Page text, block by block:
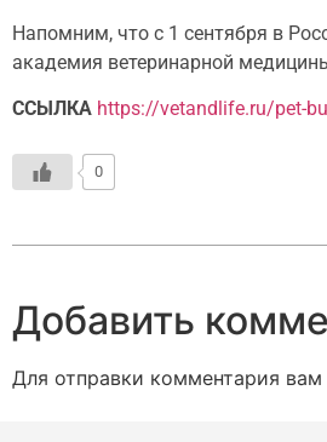
Напомним, что с 1 сентября в
академия ветеринарной
ССЫЛКА https://vetandlife.ru/pet-
0
Добавить
Для отправки комментария